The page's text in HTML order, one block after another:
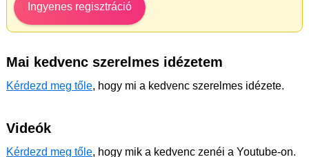
Ingyenes regisztráció
Mai kedvenc szerelmes idézetem
Kérdezd meg tőle, hogy mi a kedvenc szerelmes idézete.
Videók
Kérdezd meg tőle, hogy mik a kedvenc zenéi a Youtube-on.